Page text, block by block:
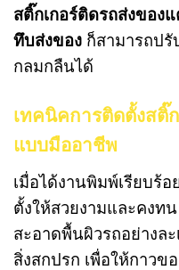
สติ๊กเกอร์ติดรถส่งของ
ทึบส่งของ ก็สามารถป
กลมกลืนได้
เทคนิคการติดตั้งสติ๊
แบบมืออาชีพ
เมื่อได้งานพิมพ์เรียบร้
ตั้งให้สวยงามและคงท
สะอาดพื้นผิวรถอย่างล
สิ่งสกปรก เพื่อให้กาวข